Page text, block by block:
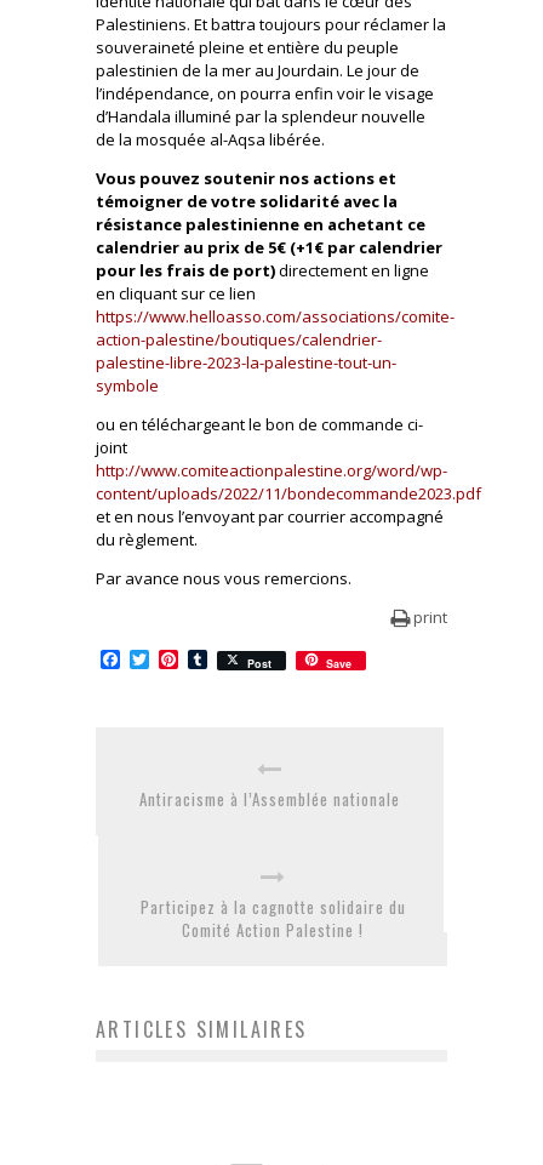
Palestiniens. Et battra toujours pour réclamer la
souveraineté pleine et entière du peuple
palestinien de la mer au Jourdain. Le jour de
l’indépendance, on pourra enfin voir le visage
d’Handala illuminé par la splendeur nouvelle
de la mosquée al-Aqsa libérée.
Vous pouvez soutenir nos actions et
témoigner de votre solidarité avec la
résistance palestinienne en achetant ce
calendrier au prix de 5€ (+1€ par calendrier
pour les frais de port)directement en ligne
en cliquant sur ce lien
https://www.helloasso.com/associations/comite-
action-palestine/boutiques/calendrier-
palestine-libre-2023-la-palestine-tout-un-
symbole
ou en téléchargeant le bon de commande ci-
joint
http://www.comiteactionpalestine.org/word/wp-
content/uploads/2022/11/bondecommande2023.pdf
et en nous l’envoyant par courrier accompagné
du règlement.
Par avance nous vous remercions.
print
Facebook
TwitterPinterest
Tumblr
Post Save
Antiracisme à l’Assemblée nationale
Participez à la cagnotte solidaire du
Comité Action Palestine !
ARTICLES SIMILAIRES